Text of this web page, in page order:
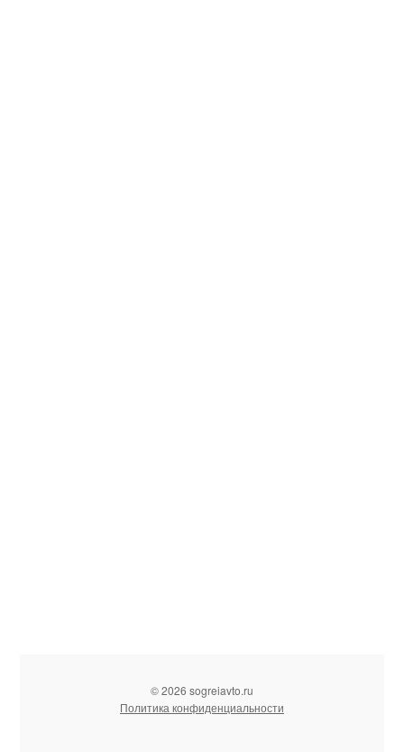
© 2026 sogreiavto.ru
Политика конфиденциальности